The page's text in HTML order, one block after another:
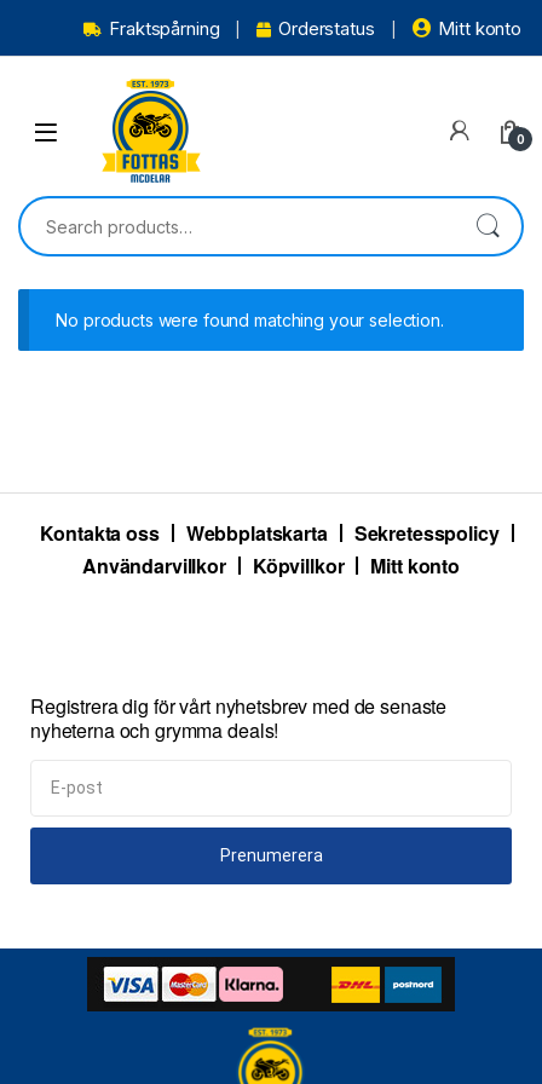
Fraktspårning Orderstatus Mitt konto
0
No products were found matching your selection.
Kontakta oss Webbplatskarta
Sekretesspolicy
Användarvillkor
Köpvillkor Mitt konto
Registrera dig för vårt nyhetsbrev med de senaste
nyheterna och grymma deals!
Prenumerera